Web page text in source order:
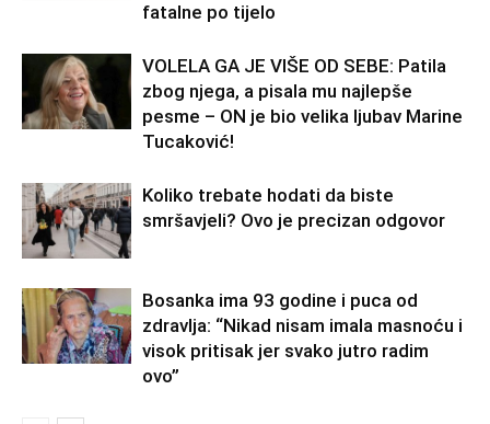
fatalne po tijelo
VOLELA GA JE VIŠE OD SEBE: Patila
zbog njega, a pisala mu najlepše
pesme – ON je bio velika ljubav Marine
Tucaković!
Koliko trebate hodati da biste
smršavjeli? Ovo je precizan odgovor
Bosanka ima 93 godine i puca od
zdravlja: “Nikad nisam imala masnoću i
visok pritisak jer svako jutro radim
ovo”